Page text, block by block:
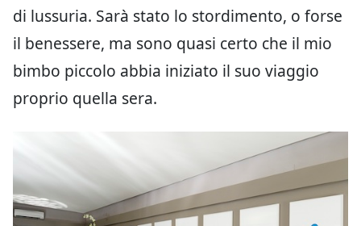
di lussuria. Sarà stato lo stordimento, o forse
il benessere, ma sono quasi certo che il mio
bimbo piccolo abbia iniziato il suo viaggio
proprio quella sera.